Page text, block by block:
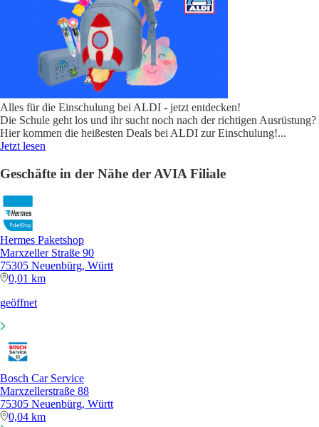
Alles für die Einschulung bei ALDI - jetzt entdecken!
Die Schule geht los und ihr sucht noch nach der richtigen Ausrüstung?
Hier kommen die heißesten Deals bei ALDI zur Einschulung!...
Jetzt lesen
Geschäfte in der Nähe der AVIA Filiale
Hermes Paketshop
Marxzeller Straße 90
75305 Neuenbürg, Württ
0,01 km
geöffnet
Bosch Car Service
Marxzellerstraße 88
75305 Neuenbürg, Württ
0,04 km